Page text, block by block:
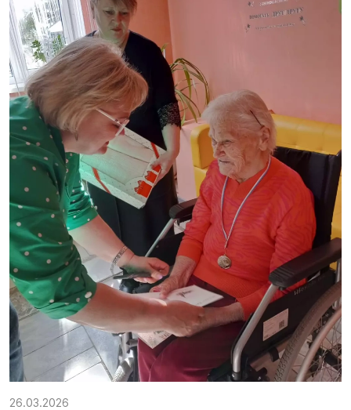
26.03.2026